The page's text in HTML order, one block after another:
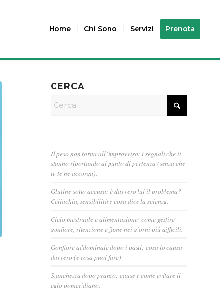
Home Chi Sono Servizi Prenota
CERCA
Il peso non torna all’improvviso: i segnali che ti
stanno riportando al punto di partenza (senza che
tu te ne accorga).
Glutine sotto accusa: è davvero lui il problema?
Celiachia, sensibilità e cosa dice la scienza.
Ciclo mestruale e alimentazione: come gestire
gonfiore, ritenzione e fame nei giorni più difficili.
Gonfiore addominale dopo i pasti: cosa lo causa
davvero (e cosa puoi fare)
Stanchezza dopo pranzo: cause e come evitare il
calo pomeridiano.